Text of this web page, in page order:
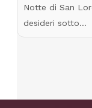
Notte di San
desideri sotto…